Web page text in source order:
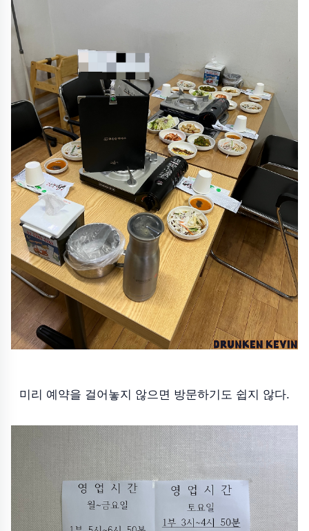
미리 예약을 걸어놓지 않으면 방문하기도 쉽지 않다.